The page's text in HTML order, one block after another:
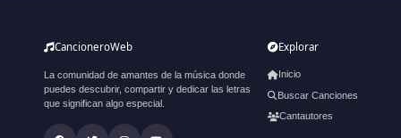
CancioneroWeb
La comunidad de amantes de la música donde
puedes descubrir, compartir y dedicar las letras
que significan algo especial.
Explorar
Inicio
Buscar Canciones
Cantautores